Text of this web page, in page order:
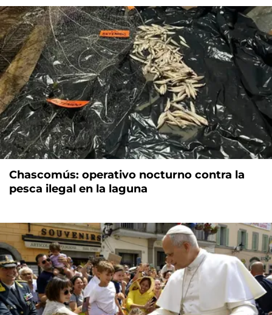
Chascomús: operativo nocturno contra la
pesca ilegal en la laguna